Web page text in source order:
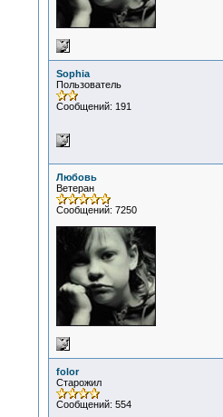
Sophia
Пользователь
Сообщений: 191
Любовь
Ветеран
Сообщений: 7250
folor
Старожил
Сообщений: 554